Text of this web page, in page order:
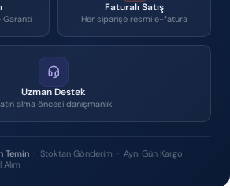
Garanti
Faturalı Satış
Her siparişe resmi e-fatura
Uzman Destek
alma öncesi danışmanlık
Temin · Stoktan Gönderim · Aynı Gün Kargo